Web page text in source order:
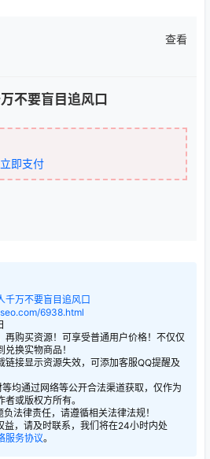
查看
不要盲目追风口
立即支付
千万不要盲目追风口
6938.html
再购买资源！可享受普通用户价格！不仅仅
换实物商品！
链接显示资源失效，可添加客服QQ提醒及
均通过网络等公开合法渠道获取，仅作为
或版权方所有。
法律责任，请遵循相关法律法规！
益，请及时联系，我们将在24小时内处
服务协议。